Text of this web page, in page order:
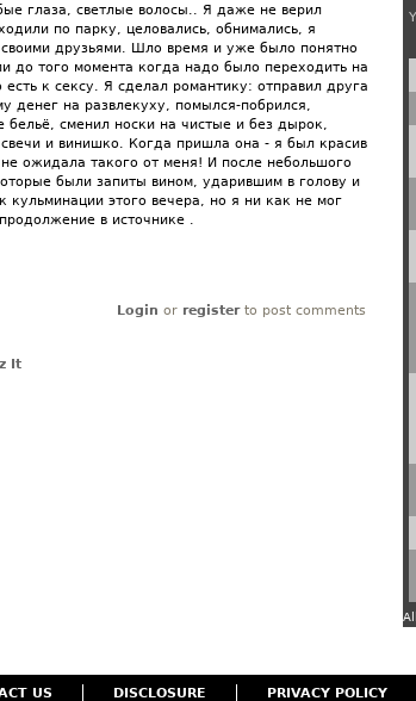
глаза, светлые волосы.. Я даже не верил
по парку, целовались, обнимались, я
своими друзьями. Шло время и уже было понятно
до того момента когда надо было переходить на
к сексу. Я сделал романтику: отправил друга
денег на развлекуху, помылся-побрился,
бельё, сменил носки на чистые и без дырок,
и винишко. Когда пришла она - я был красив
ожидала такого от меня! И после небольшого
были запиты вином, ударившим в голову и
кульминации этого вечера, но я ни как не мог
в источнике .
Login or registerto post comments
US DISCLOSURE PRIVACY POLICY